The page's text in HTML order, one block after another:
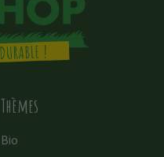
Thèmes
Bio